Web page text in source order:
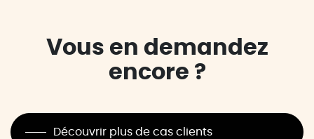
Vous en demandez
encore ?
Découvrir plus de cas clients